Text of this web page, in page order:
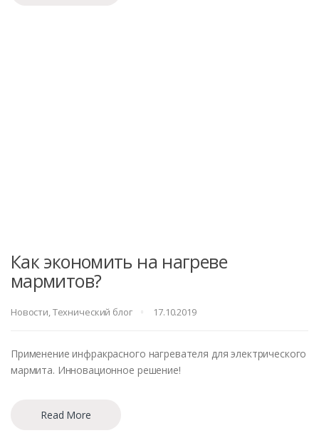
Как экономить на нагреве
мармитов?
Новости,Технический блог 17.10.2019
Применение инфракрасного нагревателя для электрического
мармита. Инновационное решение!
Read More